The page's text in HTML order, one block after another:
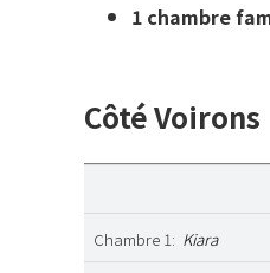
1 chambre
Côté Voirons
Chambre 1: Kiara